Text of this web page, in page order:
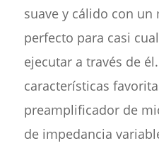
suave y cálido con
perfecto para casi
ejecutar a través de
características
preamplificador de
de impedancia